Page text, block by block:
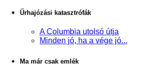
Űrhajózási katasztrófák
A Columbia utolsó útja
Minden jó, ha a vége jó...
Ma már csak emlék